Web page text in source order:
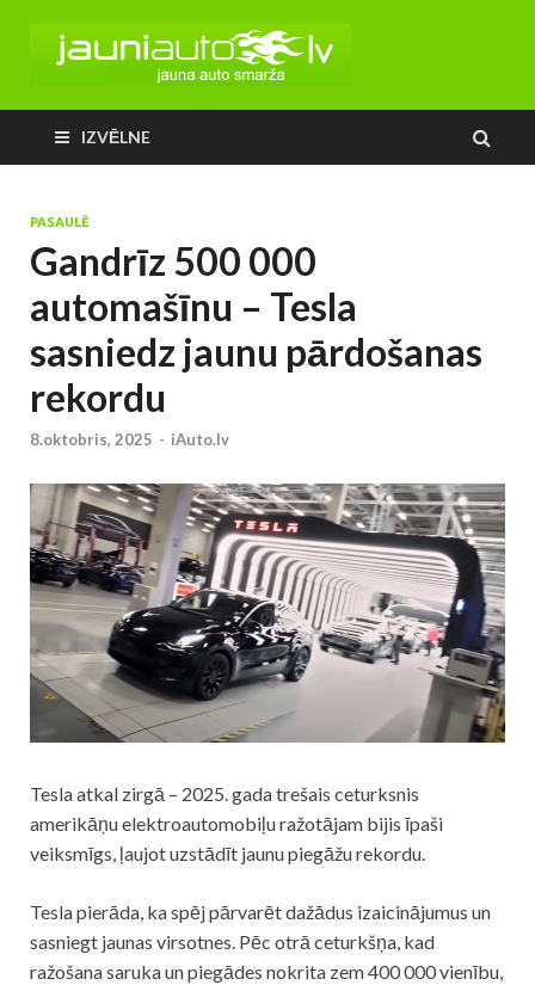
IZVĒLNE
PASAULĒ
Gandrīz 500 000
automašīnu – Tesla
sasniedz jaunu pārdošanas
rekordu
8.oktobris, 2025 - iAuto.lv
Tesla atkal zirgā – 2025. gada trešais ceturksnis
amerikāņu elektroautomobiļu ražotājam bijis īpaši
veiksmīgs, ļaujot uzstādīt jaunu piegāžu rekordu.
Tesla pierāda, ka spēj pārvarēt dažādus izaicinājumus un
sasniegt jaunas virsotnes. Pēc otrā ceturkšņa, kad
ražošana saruka un piegādes nokrita zem 400 000 vienību,